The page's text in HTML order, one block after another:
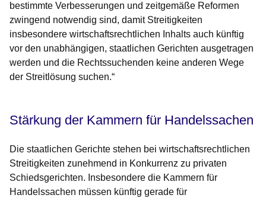
bestimmte Verbesserungen und zeitgemäße Reformen
zwingend notwendig sind, damit Streitigkeiten
insbesondere wirtschaftsrechtlichen Inhalts auch künftig
vor den unabhängigen, staatlichen Gerichten ausgetragen
werden und die Rechtssuchenden keine anderen Wege
der Streitlösung suchen.“
Stärkung der Kammern für Handelssachen
Die staatlichen Gerichte stehen bei wirtschaftsrechtlichen
Streitigkeiten zunehmend in Konkurrenz zu privaten
Schiedsgerichten. Insbesondere die Kammern für
Handelssachen müssen künftig gerade für